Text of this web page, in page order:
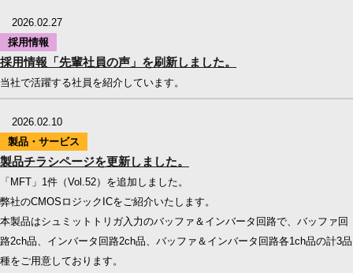
2026.02.27
採用情報
採用情報「先輩社員の声」を刷新しました。
当社で活躍する社員を紹介しています。
2026.02.10
製品・サービス
製品チラシページを更新しました。
「MFT」1件（Vol.52）を追加しました。
弊社のCMOSロジックICをご紹介いたします。
本製品はシュミットトリガ入力のバッファ＆インバータ回路で、バッファ回
路2ch品、インバータ回路2ch品、バッファ＆インバータ回路各1ch品の計3品
種をご用意しております。